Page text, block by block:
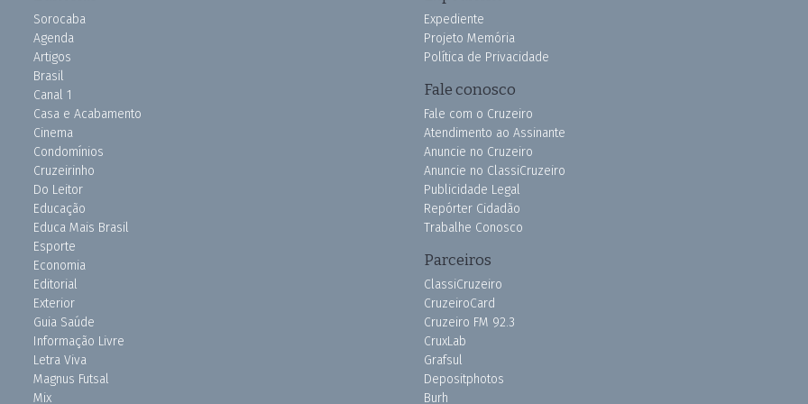
Sorocaba
Agenda
Artigos
Brasil
Canal 1
Casa e Acabamento
Cinema
Condomínios
Cruzeirinho
Do Leitor
Educação
Educa Mais Brasil
Esporte
Economia
Editorial
Exterior
Guia Saúde
Informação Livre
Letra Viva
Magnus Futsal
Mix
Expediente
Projeto Memória
Política de Privacidade
Fale conosco
Fale com o Cruzeiro
Atendimento ao Assinante
Anuncie no Cruzeiro
Anuncie no ClassiCruzeiro
Publicidade Legal
Repórter Cidadão
Trabalhe Conosco
Parceiros
ClassiCruzeiro
CruzeiroCard
Cruzeiro FM 92.3
CruxLab
Grafsul
Depositphotos
Burh